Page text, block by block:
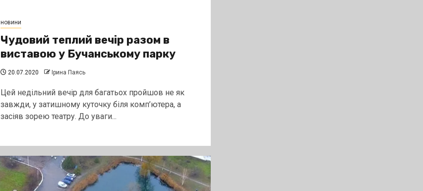
новини
Чудовий теплий вечір разом в
виставою у Бучанському парку
20.07.2020 Ірина Паясь
Цей недільний вечір для багатьох пройшов не як
завжди, у затишному куточку біля комп’ютера, а
засіяв зорею театру. До уваги...